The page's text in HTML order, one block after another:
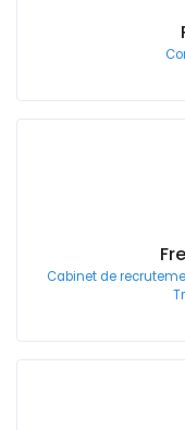
Cabinet de